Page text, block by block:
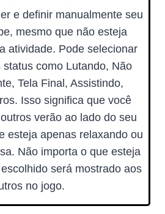
e definir manualmente seu
mesmo que não esteja
atividade. Pode selecionar
como Lutando, Não
Tela Final, Assistindo,
Isso significa que você
verão ao lado do seu
esteja apenas relaxando ou
Não importa o que esteja
será mostrado aos
no jogo.